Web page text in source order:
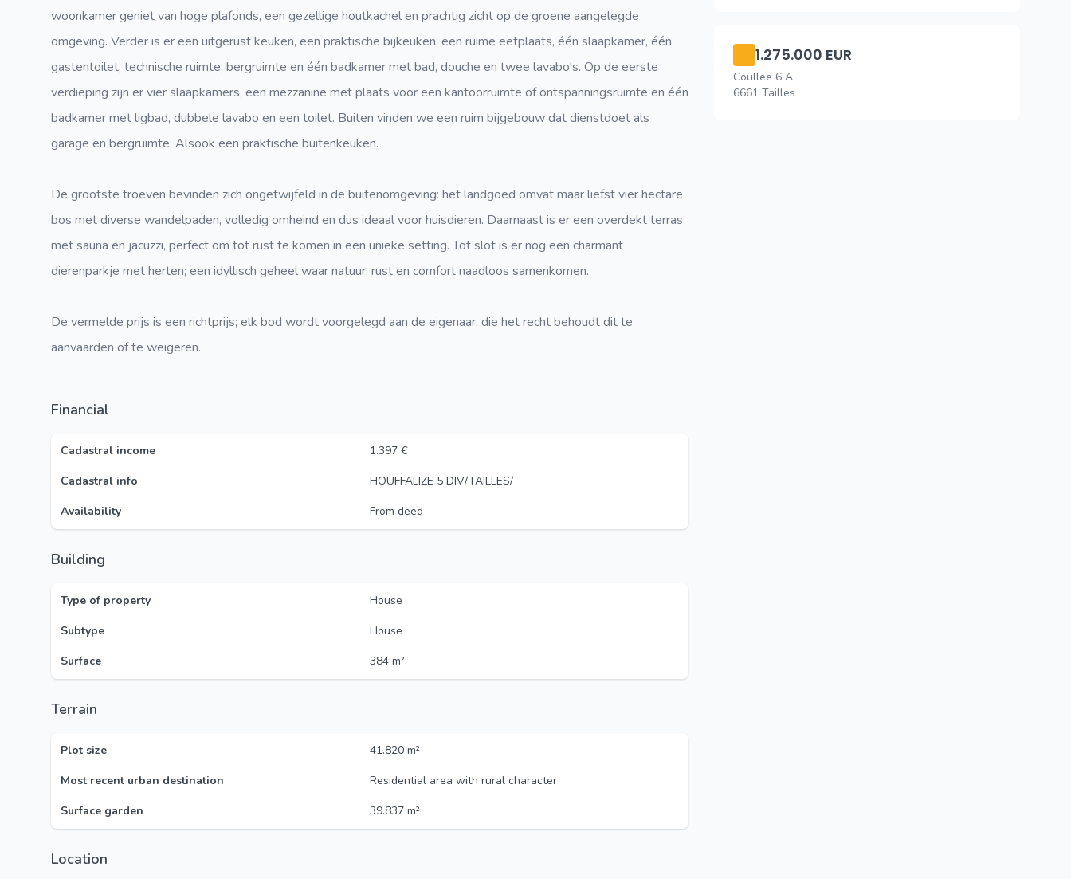
woonkamer geniet van hoge plafonds, een gezellige houtkachel en prachtig zicht op de groene aangelegde
omgeving. Verder is er een uitgerust keuken, een praktische bijkeuken, een ruime eetplaats, één slaapkamer, één
gastentoilet, technische ruimte, bergruimte en één badkamer met bad, douche en twee lavabo's. Op de eerste
verdieping zijn er vier slaapkamers, een mezzanine met plaats voor een kantoorruimte of ontspanningsruimte en één
badkamer met ligbad, dubbele lavabo en een toilet. Buiten vinden we een ruim bijgebouw dat dienstdoet als
garage en bergruimte. Alsook een praktische buitenkeuken.
De grootste troeven bevinden zich ongetwijfeld in de buitenomgeving: het landgoed omvat maar liefst vier hectare
bos met diverse wandelpaden, volledig omheind en dus ideaal voor huisdieren. Daarnaast is er een overdekt terras
met sauna en jacuzzi, perfect om tot rust te komen in een unieke setting. Tot slot is er nog een charmant
dierenparkje met herten; een idyllisch geheel waar natuur, rust en comfort naadloos samenkomen.
De vermelde prijs is een richtprijs; elk bod wordt voorgelegd aan de eigenaar, die het recht behoudt dit te
aanvaarden of te weigeren.
Financial
Cadastral income
1.397 €
Cadastral info
HOUFFALIZE 5 DIV/TAILLES/
Availability
From deed
Building
Type of property
House
Subtype
House
Surface
384 m²
Terrain
Plot size
41.820 m²
Most recent urban destination
Residential area with rural character
Surface garden
39.837 m²
Location
1.275.000 EUR
Coullee 6 A
6661 Tailles